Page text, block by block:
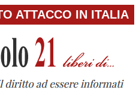
ATTACCO IN ITALIA